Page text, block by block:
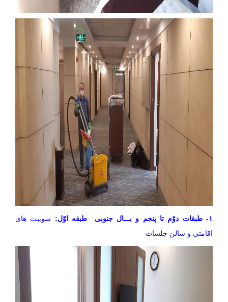
۱- طبقات دوّم تا پنجم و بـــال جنوبی طبقه اوّل:
سوییت های
اقامتی و سالن جلسات